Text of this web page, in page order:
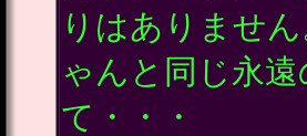
りはありませ
ゃんと同じ永
て・・・